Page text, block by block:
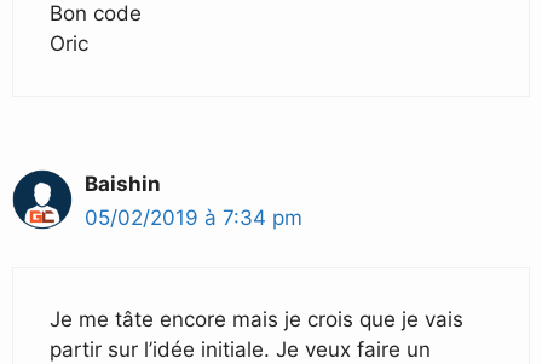
Bon code
Oric
Baishin
05/02/2019 à 7:34 pm
Je me tâte encore mais je crois que je vais
partir sur l’idée initiale. Je veux faire un